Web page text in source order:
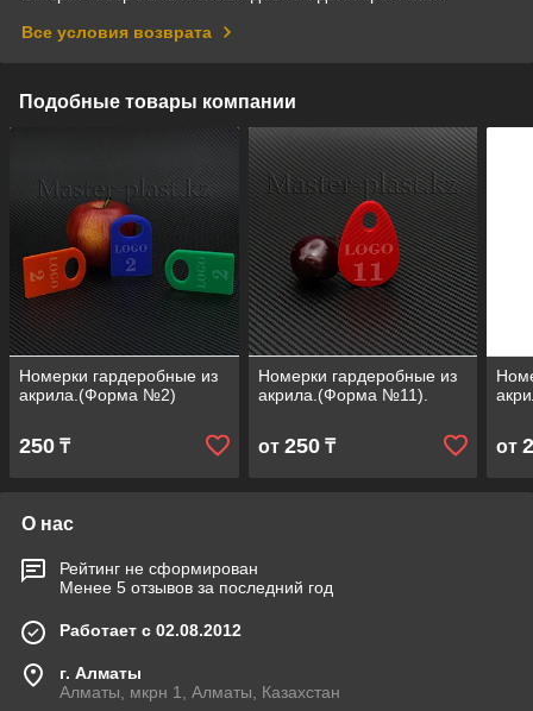
Все условия возврата
Подобные товары компании
Номерки гардеробные из
акрила.(Форма №2)
250 ₸
Номерки гардеробные из
акрила.(Форма №11).
от 250₸ от
О нас
Рейтинг не сформирован
Менее 5 отзывов за последний год
Работает с 02.08.2012
г. Алматы
Алматы, мкрн 1, Алматы, Казахстан